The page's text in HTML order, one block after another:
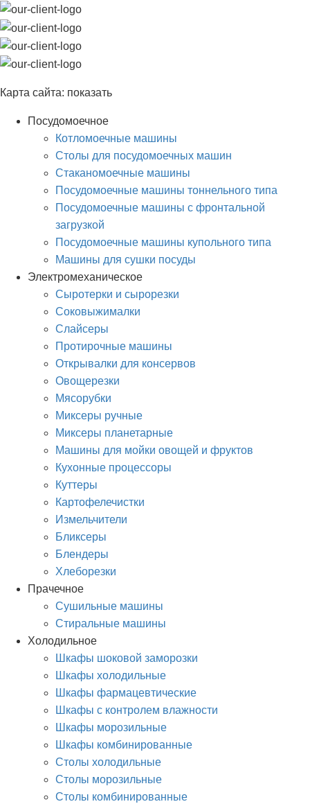
Карта сайта: показать
Посудомоечное
Котломоечные машины
Столы для посудомоечных машин
Стаканомоечные машины
Посудомоечные машины тоннельного типа
Посудомоечные машины с фронтальной
загрузкой
Посудомоечные машины купольного типа
Машины для сушки посуды
Электромеханическое
Сыротерки и сырорезки
Соковыжималки
Слайсеры
Протирочные машины
Открывалки для консервов
Овощерезки
Мясорубки
Миксеры ручные
Миксеры планетарные
Машины для мойки овощей и фруктов
Кухонные процессоры
Куттеры
Картофелечистки
Измельчители
Бликсеры
Блендеры
Хлеборезки
Прачечное
Сушильные машины
Стиральные машины
Холодильное
Шкафы шоковой заморозки
Шкафы холодильные
Шкафы фармацевтические
Шкафы с контролем влажности
Шкафы морозильные
Шкафы комбинированные
Столы холодильные
Столы морозильные
Столы комбинированные